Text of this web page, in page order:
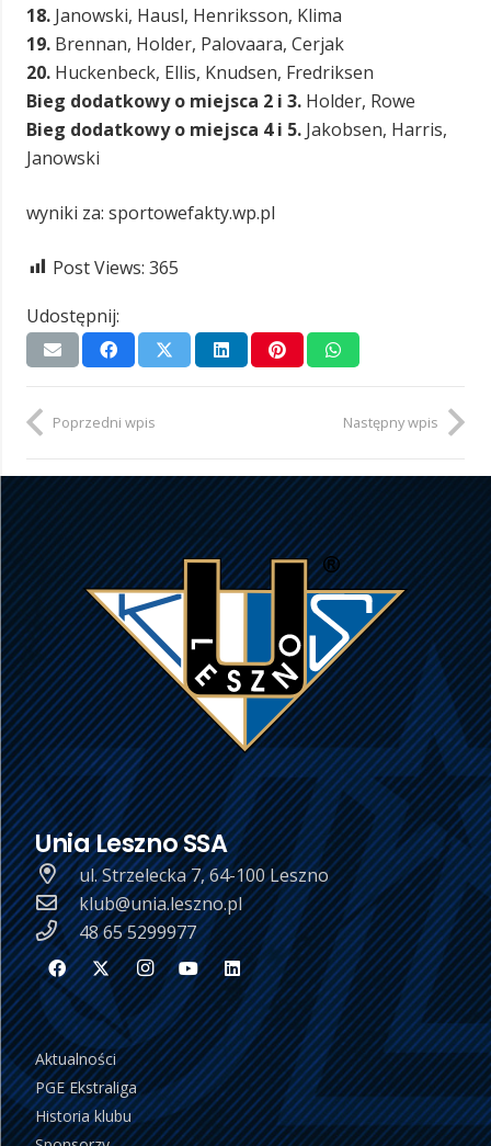
18. Janowski, Hausl, Henriksson, Klima
19. Brennan, Holder, Palovaara, Cerjak
20. Huckenbeck, Ellis, Knudsen, Fredriksen
Bieg dodatkowy o miejsca 2 i 3. Holder, Rowe
Bieg dodatkowy o miejsca 4 i 5. Jakobsen, Harris,
Janowski
wyniki za: sportowefakty.wp.pl
Post Views: 365
Udostępnij:
Poprzedni wpis Następny wpis
Unia Leszno SSA
ul. Strzelecka 7, 64-100 Leszno
klub@unia.leszno.pl
48 65 5299977
Aktualności
PGE Ekstraliga
Historia klubu